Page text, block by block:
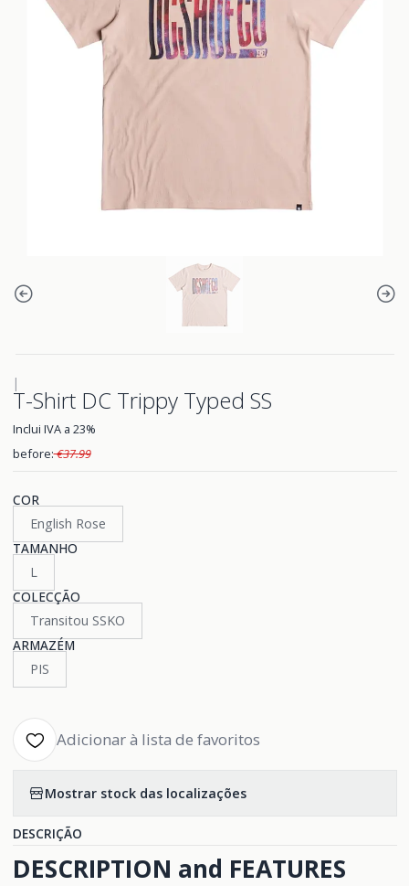
|
T-Shirt DC Trippy Typed SS
Inclui IVA a 23%
before:€37.99
COR
English Rose
TAMANHO
L
COLECÇÃO
Transitou SSKO
ARMAZÉM
PIS
Adicionar à lista de favoritos
Mostrar stock das localizações
DESCRIÇÃO
DESCRIPTION and FEATURES